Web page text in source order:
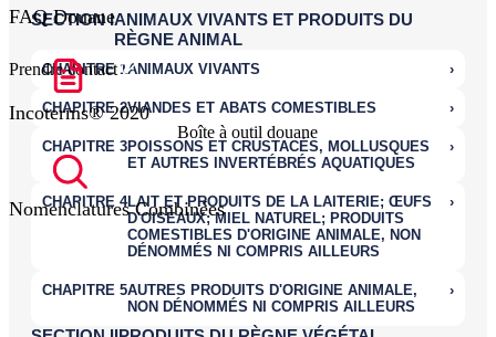
Prendre contact
Boîte à outil douane
FAQ Douane
Incoterms® 2020
Nomenclatures Combinées